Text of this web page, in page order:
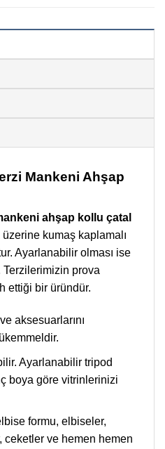
Mankeni Ahşap
ahşap kollu çatal
kumaş kaplamalı
Ayarlanabilir olması ise
Terzilerimizin prova
ettiği bir üründür.
aksesuarlarını
Ayarlanabilir tripod
boya göre vitrinlerinizi
formu, elbiseler,
ceketler ve hemen hemen